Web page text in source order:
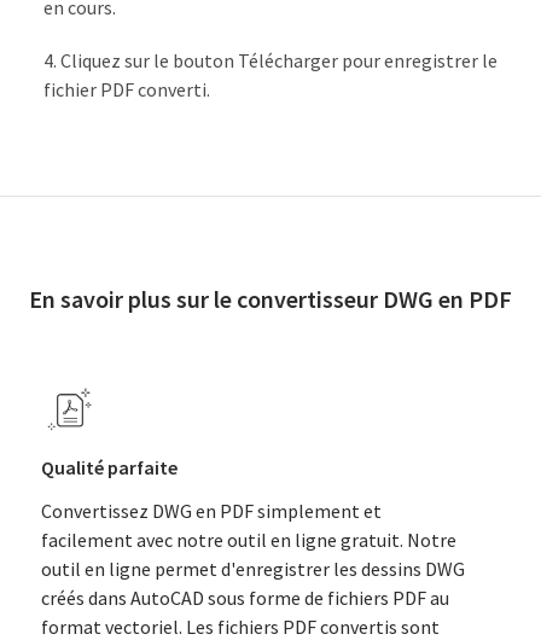
en cours.
Cliquez sur le bouton Télécharger pour enregistrer le
fichier PDF converti.
En savoir plus sur le convertisseur DWG en PDF
Qualité parfaite
Convertissez DWG en PDF simplement et
facilement avec notre outil en ligne gratuit. Notre
outil en ligne permet d'enregistrer les dessins DWG
créés dans AutoCAD sous forme de fichiers PDF au
format vectoriel. Les fichiers PDF convertis sont